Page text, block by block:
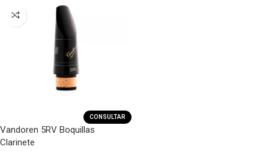
CONSULTAR
Vandoren 5RV Boquillas
Clarinete